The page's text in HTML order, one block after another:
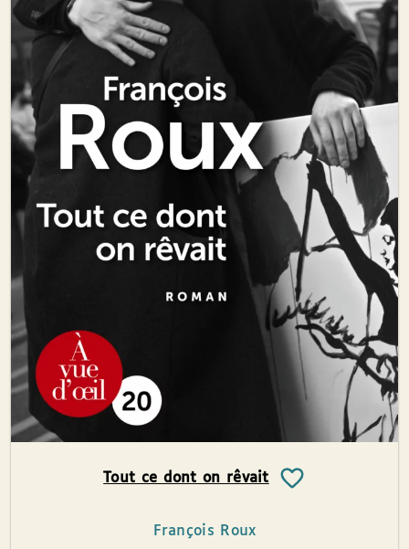
Tout ce dont on rêvait
François Roux